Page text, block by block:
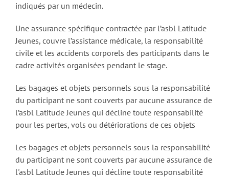
indiqués par un médecin.
Une assurance spécifique contractée par l’asbl Latitude
Jeunes, couvre l’assistance médicale, la responsabilité
civile et les accidents corporels des participants dans le
cadre activités organisées pendant le stage.
Les bagages et objets personnels sous la responsabilité
du participant ne sont couverts par aucune assurance de
l’asbl Latitude Jeunes qui décline toute responsabilité
pour les pertes, vols ou détériorations de ces objets
Les bagages et objets personnels sous la responsabilité
du participant ne sont couverts par aucune assurance de
l'asbl Latitude Jeunes qui décline toute responsabilité